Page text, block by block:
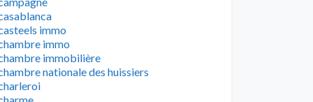
immo
immo
immobilière
nationale des huissiers